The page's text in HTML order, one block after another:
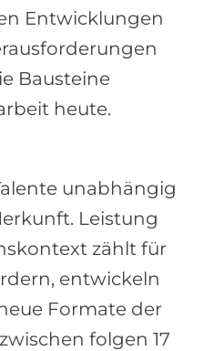
Entwicklungen
Bausteine
heute.
unabhängig
Leistung
zählt für
entwickeln
Formate der
folgen 17